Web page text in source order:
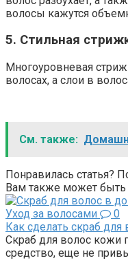
волосы кажутся
5. Стильная
Многоуровневая
волосах, а слои в
См. также:
Понравилась статья?
Вам также может быть
Уход за волосами
0
Как сделать скраб
Скраб для волос кожи
средство, еще не